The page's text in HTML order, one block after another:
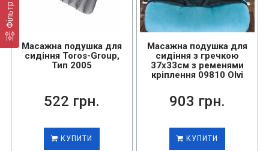
Фільтр
Масажна подушка для
сидіння Toros-Group,
Тип 2005
522 грн.
КУПИТИ
Масажна подушка для
сидіння з гречкою
37х33см з ременями
кріплення 09810 Olvi
903 грн.
КУПИТИ